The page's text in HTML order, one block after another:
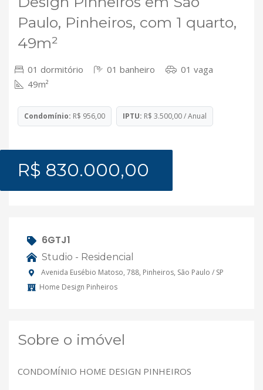
Paulo, Pinheiros, com 1 quarto,
49m²
01 dormitório 01 banheiro
01 vaga
49m²
Condomínio: R$ 956,00 IPTU: R$ 3.500,00 / Anual
R$ 830.000,00
6GTJ1
Studio - Residencial
Avenida Eusébio Matoso, 788, Pinheiros, São Paulo / SP
Home Design Pinheiros
Sobre o imóvel
CONDOMÍNIO HOME DESIGN PINHEIROS